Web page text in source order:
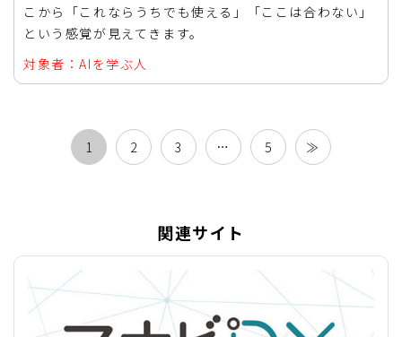
こから「これならうちでも使える」「ここは合わない」
という感覚が見えてきます。
対象者：AIを学ぶ人
1 2 3 … 5 ≫
関連サイト